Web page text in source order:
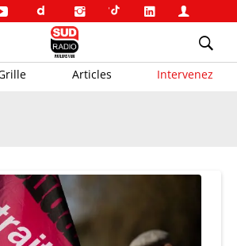
Articles Intervenez